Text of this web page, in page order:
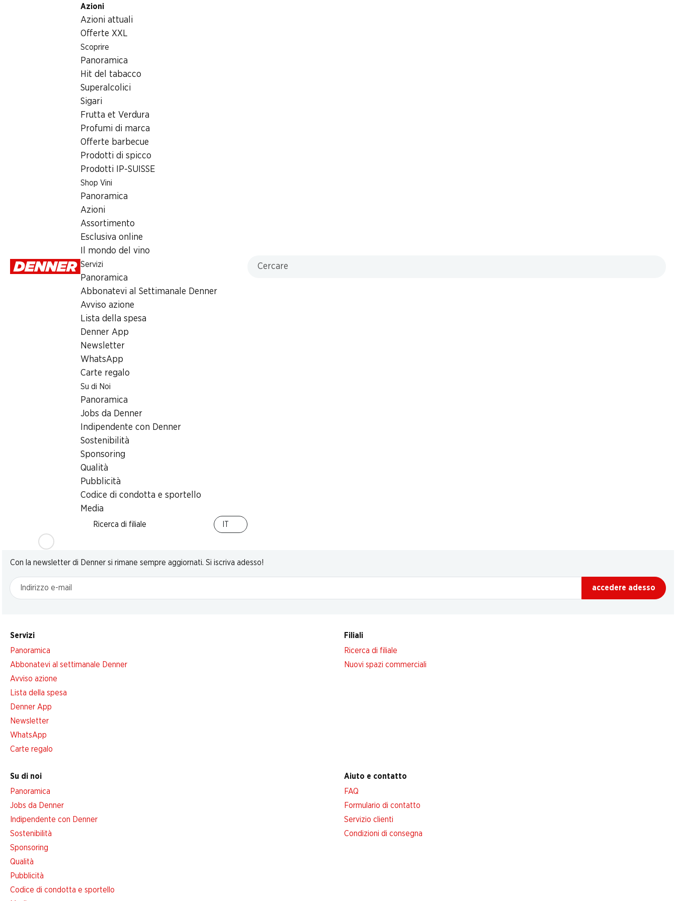
Azioni
Azioni attuali
Offerte XXL
Scoprire
Panoramica
Hit del tabacco
Superalcolici
Sigari
Frutta et Verdura
Profumi di marca
Offerte barbecue
Prodotti di spicco
Prodotti IP-SUISSE
Shop Vini
Panoramica
Azioni
Assortimento
Esclusiva online
Il mondo del vino
Servizi
Panoramica
Abbonatevi al Settimanale Denner
Avviso azione
Lista della spesa
Denner App
Newsletter
WhatsApp
Carte regalo
Su di Noi
Panoramica
Jobs da Denner
Indipendente con Denner
Sostenibilità
Sponsoring
Qualità
Pubblicità
Codice di condotta e sportello
Media
Ricerca di filiale
Generi alimentari
1006005
Altri clienti hanno acquistato anche
28%
1.79invece di 2.50
Nettarine
sull’imballaggio, 1 kg
Lattuga Batavia
Newsletter
Con la newsletter di Denner si rimane sempre aggiornati. Si iscriva adesso!
Indirizzo e-mail
accedere adesso
Servizi
Panoramica
Abbonatevi al settimanale Denner
Avviso azione
Lista della spesa
Denner App
Newsletter
WhatsApp
Carte regalo
Filiali
Ricerca di filiale
Nuovi spazi commerciali
Su di noi
Panoramica
Jobs da Denner
Indipendente con Denner
Sostenibilità
Sponsoring
Qualità
Pubblicità
Codice di condotta e sportello
Aiuto e contatto
FAQ
Formulario di contatto
Servizio clienti
Condizioni di consegna